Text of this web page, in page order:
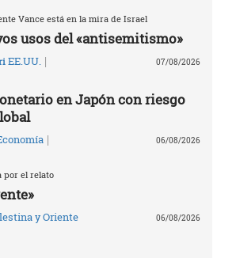
Vance está en la mira de Israel
usos del «antisemitismo»
EE.UU. | 07/08/2026
en Japón con riesgo
| 06/08/2026
por el relato
y Oriente
06/08/2026